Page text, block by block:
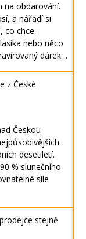
na obdarování.
a nářadí si
co chce.
nebo něco
dárek…
z České
Českou
desetiletí.
% slunečního
síle
stejně